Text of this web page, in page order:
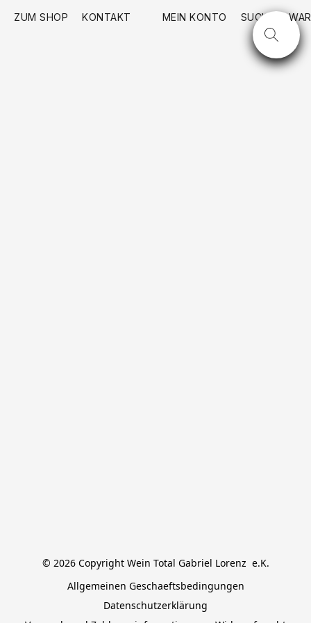
ZUM SHOP KONTAKT MEIN KONTO SUCHE
© 2026 Copyright Wein Total Gabriel Lorenz  e.K.
Allgemeinen Geschaeftsbedingungen
Datenschutzerklärung